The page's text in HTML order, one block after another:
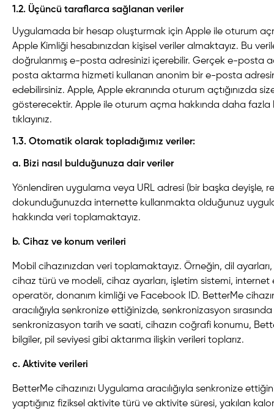
1.2. Üçüncü taraflarca sağlanan veriler
Uygulamada bir hesap oluşturmak için Apple ile oturum
Apple Kimliği hesabınızdan kişisel veriler almaktayız. Bu
doğrulanmış e-posta adresinizi içerebilir. Gerçek e-posta
posta aktarma hizmeti kullanan anonim bir e-posta
edebilirsiniz. Apple, Apple ekranında oturum açtığınızda size
gösterecektir. Apple ile oturum açma hakkında daha fazla
tıklayınız.
1.3. Otomatik olarak topladığımız veriler:
a. Bizi nasıl bulduğunuza dair veriler
Yönlendiren uygulama veya URL adresi (bir başka deyişle,
dokunduğunuzda internette kullanmakta olduğunuz
hakkında veri toplamaktayız.
b. Cihaz ve konum verileri
Mobil cihazınızdan veri toplamaktayız. Örneğin, dil
cihaz türü ve modeli, cihaz ayarları, işletim sistemi, internet
operatör, donanım kimliği ve Facebook ID. BetterMe
aracılığıyla senkronize ettiğinizde, senkronizasyon
senkronizasyon tarih ve saati, cihazın coğrafi konumu,
bilgiler, pil seviyesi gibi aktarıma ilişkin verileri toplarız.
c. Aktivite verileri
BetterMe cihazınızı Uygulama aracılığıyla senkronize
yaptığınız fiziksel aktivite türü ve aktivite süresi, yakılan